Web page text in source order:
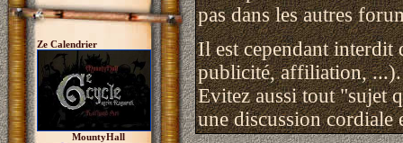
Ze Calendrier
MountyHall
pas dans les autres
Il est cependant
publicité, affiliation, ...).
Evitez aussi tout "sujet
une discussion cordiale